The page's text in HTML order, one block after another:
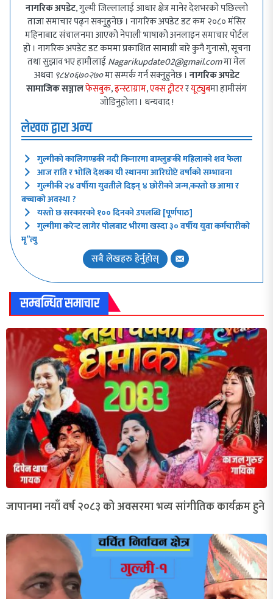
नागरिक अपडेट, गुल्मी जिल्लालाई आधार क्षेत्र मानेर देशभरको पछिल्लो
ताजा समाचार पढ्न सक्नुहुनेछ । नागरिक अपडेट डट कम २०८० मंसिर
महिनाबाट संचालनमा आएको नेपाली भाषाको अनलाइन समाचार पोर्टल
हो । नागरिक अपडेट डट कममा प्रकाशित सामाग्री बारे कुनै गुनासो, सूचना
तथा सुझाव भए हामीलाईNagarikupdate02@gmail.comमा मेल
अथवा ९८४०६७०२७०मा सम्पर्क गर्न सक्नुहुनेछ । नागरिक अपडेट
सामाजिक सञ्जालफेसबुक,इन्स्टाग्राम,एक्स ट्वीटररयूट्युबमा हामीसंग
जोडिनुहोला । धन्यवाद !
लेखक द्वारा अन्य
गुल्मीको कालिगण्डकी नदी किनारमा बाग्लुङकी महिलाको शव फेला
आज राति र भोलि देशका यी स्थानमा आरिघोप्टे वर्षाको सम्भावना
गुल्मीकी २४ वर्षीया युवतीले दिइन् ४ छोरीको जन्म,कस्तो छ आमा र
बच्चाको अवस्था ?
यस्तो छ सरकारको १०० दिनको उपलब्धि [पूर्णपाठ]
गुल्मीमा करेन्ट लागेर पोलबाट भीरमा खस्दा ३० वर्षीय युवा कर्मचारीको
मृ”त्यु
सबै लेखहरु हेर्नुहोस्
सम्बन्धित समाचार
जापानमा नयाँ वर्ष २०८३ को अवसरमा भव्य सांगीतिक कार्यक्रम हुने